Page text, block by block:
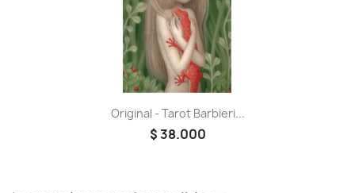
Original - Tarot Barbieri...
$ 38.000